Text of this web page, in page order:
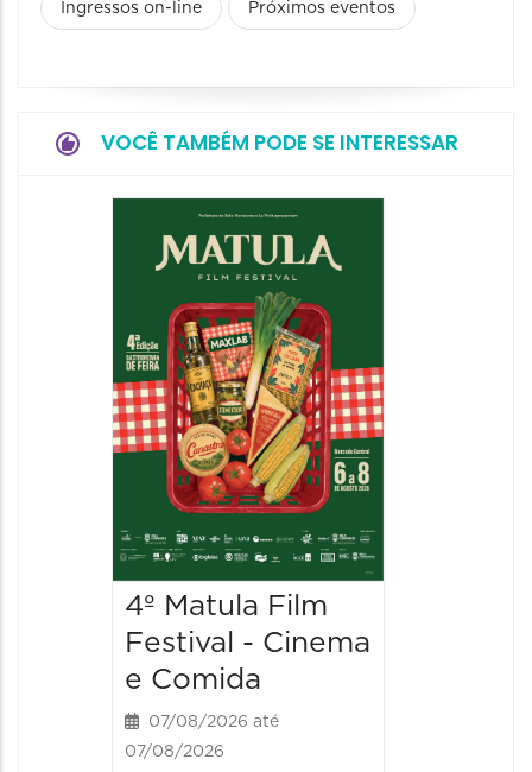
Ingressos on-line Próximos eventos
VOCÊ TAMBÉM PODE SE INTERESSAR
4º Matula Film
Festival - Cinema
e Comida
07/08/2026 até
07/08/2026